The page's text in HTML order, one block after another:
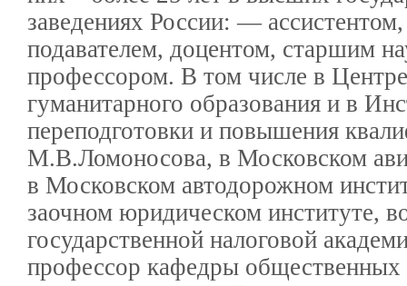
заведениях России: —
подавателем, доцентом, старшим
профессором. В том числе в
гуманитарного образования и в
переподготовки и повышения
М.В.Ломоносова, в Московском
в Московском автодорожном
заочном юридическом институте,
государственной налоговой
профессор кафедры общественных